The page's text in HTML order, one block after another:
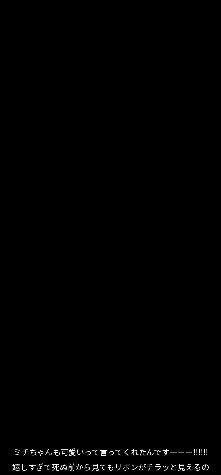
ミチちゃんも可愛いって言ってくれたんですーーー‼️‼️‼️
嬉しすぎて死ぬ前から見てもリボンがチラッと見えるの